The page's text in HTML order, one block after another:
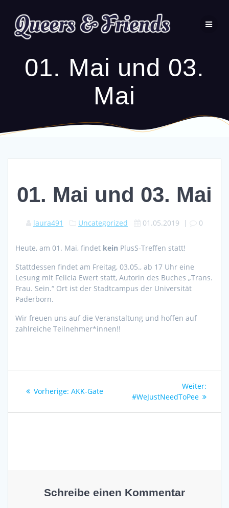
Inhalt
wechseln
01. Mai und 03.
Mai
01. Mai und 03. Mai
laura491 Uncategorized 01.05.2019 | 0
Heute, am 01. Mai, findet kein PlusS-Treffen statt!
Stattdessen findet am Freitag, 03.05., ab 17 Uhr eine
Lesung mit Felicia Ewert statt, Autorin des Buches „Trans.
Frau. Sein.“ Ort ist der Stadtcampus der Universität
Paderborn.
Wir freuen uns auf die Veranstaltung und hoffen auf
zahlreiche Teilnehmer*innen!!
Vorherige: Vorheriger
AKK-Gate
Weiter:
#WeJustNeedToPee
Schreibe einen Kommentar